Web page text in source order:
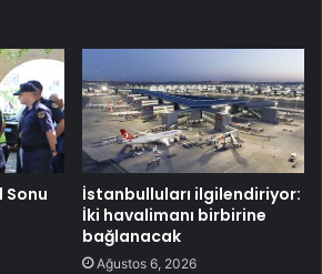
Sonu
İstanbulluları ilgilendiriyor:
İki havalimanı birbirine
bağlanacak
Ağustos 6, 2026